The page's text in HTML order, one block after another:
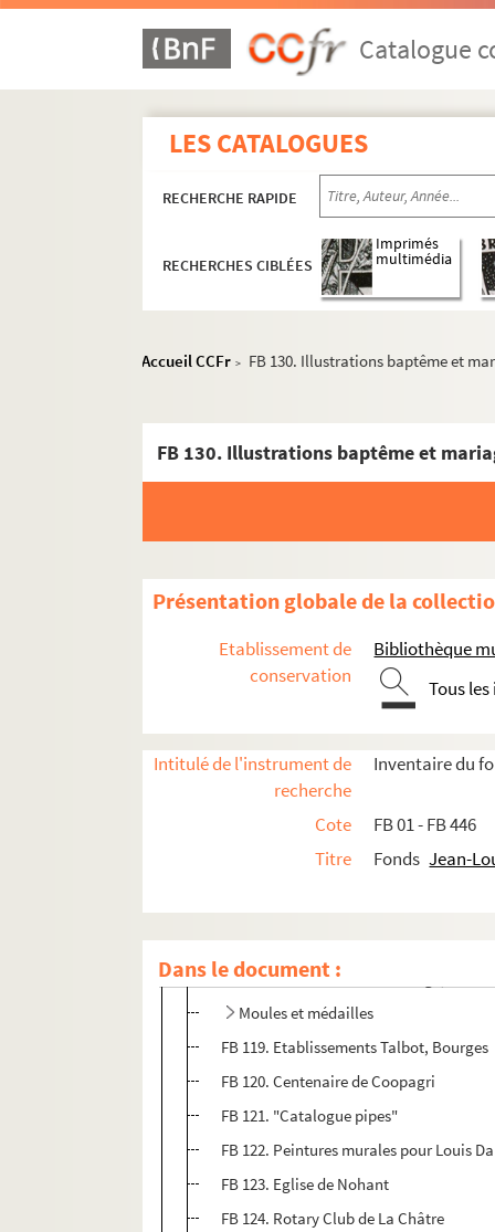
Catalogue
LES CATALOGUES
RECHERCHE RAPIDE
RECHERCHES CIBLÉES
Imprimés
multimédia
Accueil CCFr > FB 130. Illustrations baptême et
Présentation globale de la
Etablissement de
conservation
Bibliothèque
Tous
Intitulé de l'instrument de
recherche
Inventaire du
Cote
FB 01 - FB 446
Titre
Fonds Jean-
Dans le document :
Œuvres littéraires
Illustrations d'ouvrages
Divers travaux d'illustration
FB 113. Médaille Sainte-Solange,
Moules et médailles
FB 119. Etablissements Talbot, Bourges
FB 120. Centenaire de Coopagri
FB 121. "Catalogue pipes"
FB 122. Peintures murales pour Louis
FB 123. Eglise de Nohant
FB 124. Rotary Club de La Châtre